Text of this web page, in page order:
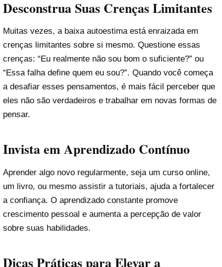
Desconstrua Suas Crenças Limitantes
Muitas vezes, a baixa autoestima está enraizada em
crenças limitantes sobre si mesmo. Questione essas
crenças: “Eu realmente não sou bom o suficiente?” ou
“Essa falha define quem eu sou?”. Quando você começa
a desafiar esses pensamentos, é mais fácil perceber que
eles não são verdadeiros e trabalhar em novas formas de
pensar.
Invista em Aprendizado Contínuo
Aprender algo novo regularmente, seja um curso online,
um livro, ou mesmo assistir a tutoriais, ajuda a fortalecer
a confiança. O aprendizado constante promove
crescimento pessoal e aumenta a percepção de valor
sobre suas habilidades.
Dicas Práticas para Elevar a